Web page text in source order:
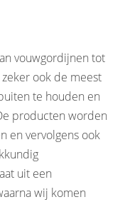
vouwgordijnen tot
ook de meest
te houden en
producten worden
en vervolgens ook
uit een
wij komen